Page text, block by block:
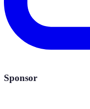
Sponsor